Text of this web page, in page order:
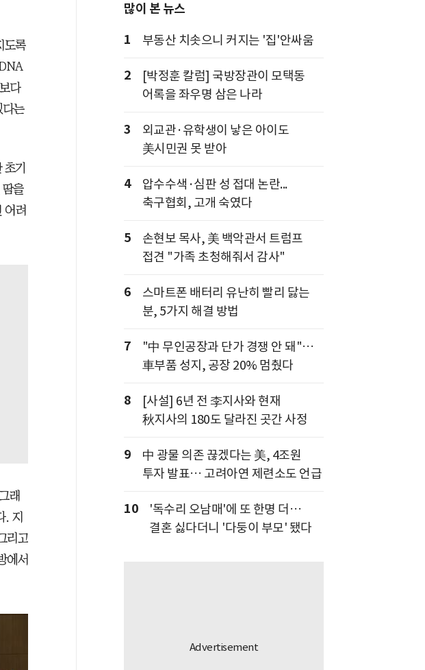
도록
다
다는
기
땀을
어려
래
. 지
리고
에서
많이 본 뉴스
1
부동산 치솟으니 커지는 '집'안싸움
2
[박정훈 칼럼] 국방장관이 모택동
어록을 좌우명 삼은 나라
3
외교관·유학생이 낳은 아이도
美시민권 못 받아
4
압수수색·심판 성 접대 논란...
축구협회, 고개 숙였다
5
손현보 목사, 美 백악관서 트럼프
접견 "가족 초청해줘서 감사"
6
스마트폰 배터리 유난히 빨리 닳는
분, 5가지 해결 방법
7
"中 무인공장과 단가 경쟁 안 돼"…
車부품 성지, 공장 20% 멈췄다
8
[사설] 6년 전 李지사와 현재
秋지사의 180도 달라진 곳간 사정
9
中 광물 의존 끊겠다는 美, 4조원
투자 발표… 고려아연 제련소도 언급
10
'독수리 오남매'에 또 한명 더…
결혼 싫다더니 '다둥이 부모' 됐다